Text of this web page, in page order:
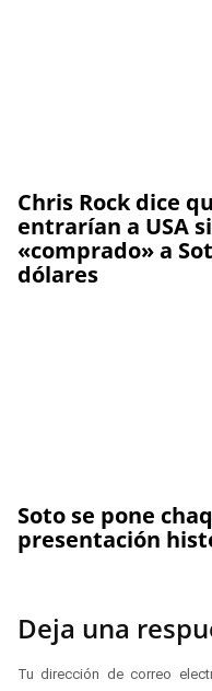
Chris Rock dice
entrarían a USA
«comprado» a
dólares
Soto se pone
presentación
Deja una
Tu dirección de correo